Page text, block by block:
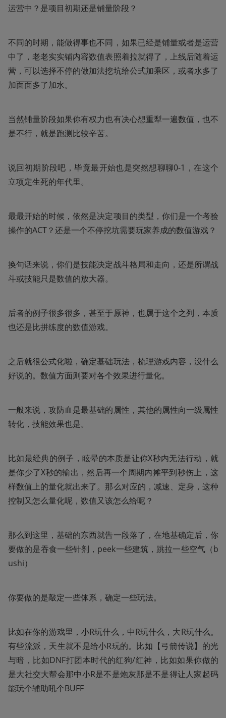
运营中？是项目初期还是铺量阶段？
不同的时期，能做得事也不同，如果已经是铺量或者是运营
中了，老老实实铺内容数值表照着拉就得了，上线后随着运
营，可以选择不停的做加法挖坑给公式加乘区，或者水多了
加面面多了加水。
当然铺量阶段如果你有权力也有决心想重犁一遍数值，也不
是不行，就是跑测比较辛苦。
说回初期阶段吧，毕竟最开始也是突然想聊聊0-1，在这个
立项定生死的年代里。
最最开始的时候，依然是决定项目的类型，你们是一个考验
操作的ACT？还是一个不停挖坑需要玩家养成的数值游戏？
换句话来说，你们是技能决定战斗格局和走向，还是所谓战
斗或技能只是数值的放大器。
后者的例子很多很多，甚至于原神，也属于这个之列，本质
也还是比拼练度的数值游戏。
之后就很公式化啦，确定基础玩法，梳理游戏内容，没什么
好说的。数值方面则要对各个效果进行量化。
一般来说，攻防血是最基础的属性，其他的属性向一级属性
转化，技能效果也是。
比如最经典的例子，眩晕的本质是让你X秒内无法行动，就
是你少了X秒的输出，然后再一个周期内摊平到秒伤上，这
样数值上的量化就出来了。那么对应的，减速、定身，这种
控制又怎么量化呢，数值又该怎么给呢？
那么到这里，基础的东西就告一段落了，在地基确定后，你
要做的是吞食一些针剂，peek一些建筑，跳拉一些空气（b
ushi）
你要做的是敲定一些体系，确定一些玩法。
比如在你的游戏里，小R玩什么，中R玩什么，大R玩什么。
有些流派，天生就不是给小R玩的。比如【弓箭传说】的光
与暗，比如DNF打团本时代的红狗/红神，比如如果你做的
是大社交大帮会那中小R是不是炮灰那是不是得让人家起码
能玩个辅助吼个BUFF